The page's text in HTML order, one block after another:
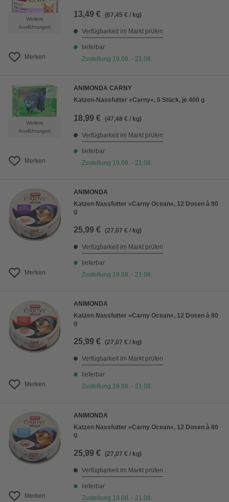
Preis aufsteigend
Preis absteigend
Weitere
Ausführungen
Merken
13,49 € (67,45 € / kg)
Verfügbarkeit im Markt prüfen
lieferbar
Zustellung 19.08. - 21.08.
Weitere
Ausführungen
Merken
ANIMONDA CARNY
Katzen-Nassfutter »Carny«, 6 Stück, je 400 g
18,99 € (47,48 € / kg)
Verfügbarkeit im Markt prüfen
lieferbar
Zustellung 19.08. - 21.08.
Merken
ANIMONDA
Katzen Nassfutter »Carny Ocean«, 12 Dosen à 80
g
25,99 € (27,07 € / kg)
Verfügbarkeit im Markt prüfen
lieferbar
Zustellung 19.08. - 21.08.
Merken
ANIMONDA
Katzen Nassfutter »Carny Ocean«, 12 Dosen à 80
g
25,99 € (27,07 € / kg)
Verfügbarkeit im Markt prüfen
lieferbar
Zustellung 19.08. - 21.08.
Merken
ANIMONDA
Katzen Nassfutter »Carny Ocean«, 12 Dosen à 80
g
25,99 € (27,07 € / kg)
Verfügbarkeit im Markt prüfen
lieferbar
Zustellung 19.08. - 21.08.